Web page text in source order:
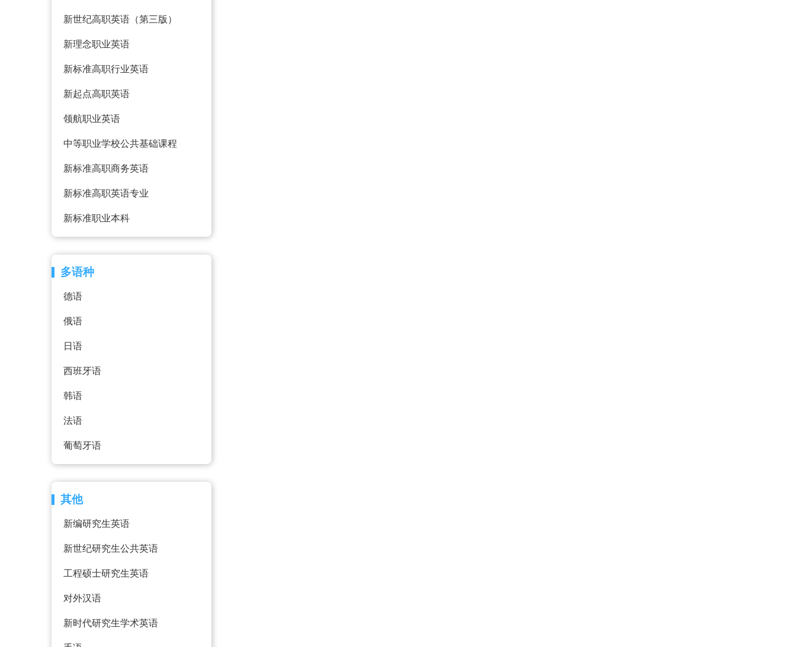
新世纪高职英语（第三版）
新理念职业英语
新标准高职行业英语
新起点高职英语
领航职业英语
中等职业学校公共基础课程
新标准高职商务英语
新标准高职英语专业
新标准职业本科
多语种
德语
俄语
日语
西班牙语
韩语
法语
葡萄牙语
其他
新编研究生英语
新世纪研究生公共英语
工程硕士研究生英语
对外汉语
新时代研究生学术英语